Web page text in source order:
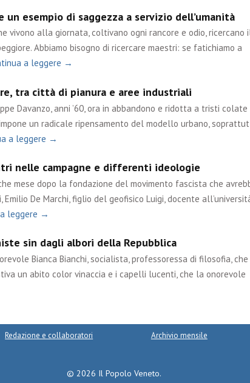
un esempio di saggezza a servizio dell’umanità
vivono alla giornata, coltivano ogni rancore e odio, ricercano
Abbiamo bisogno di ricercare maestri: se fatichiamo a
a leggere →
tra città di pianura e aree industriali
Davanzo, anni ’60, ora in abbandono e ridotta a tristi colate
un radicale ripensamento del modello urbano,
a leggere →
nelle campagne e differenti ideologie
mese dopo la fondazione del movimento fascista che
De Marchi, figlio del geofisico Luigi, docente
leggere →
sin dagli albori della Repubblica
Bianca Bianchi, socialista, professoressa di filosofia, che
un abito color vinaccia e i capelli lucenti, che la onorevole
Redazione e collaboratori Archivio mensile
© 2026 Il Popolo Veneto.